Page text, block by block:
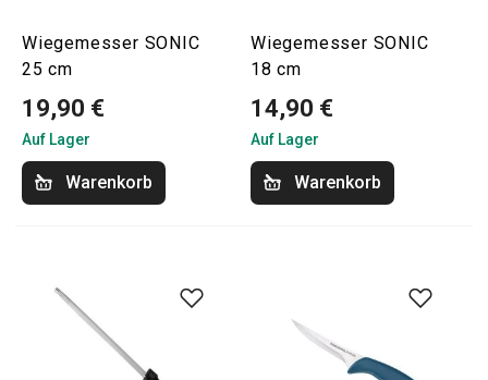
Wiegemesser SONIC
25 cm
19,90 €
Auf Lager
Warenkorb
Wiegemesser SONIC
18 cm
14,90 €
Auf Lager
Warenkorb